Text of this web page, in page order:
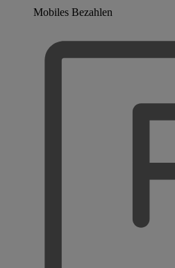
Mobiles Bezahlen